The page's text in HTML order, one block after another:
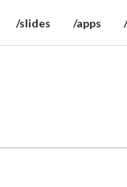
/slides /apps